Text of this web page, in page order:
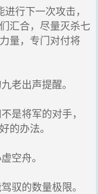
行下一次攻击，
汇合，尽量灭杀七
量，专门对付将
老出声提醒。
是将军的对手，
的办法。
空舟。
驭的数量极限。